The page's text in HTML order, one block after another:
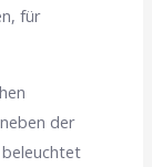
für
der
beleuchtet